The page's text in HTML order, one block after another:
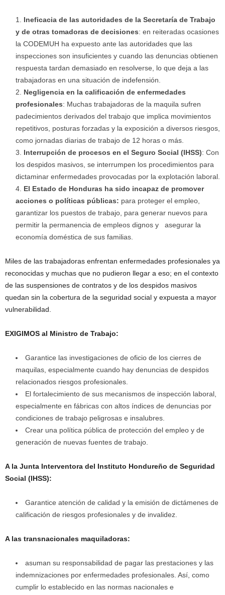
Ineficacia de las autoridades de la Secretaría de Trabajo
y de otras tomadoras de decisiones: en reiteradas ocasiones
la CODEMUH ha expuesto ante las autoridades que las
inspecciones son insuficientes y cuando las denuncias obtienen
respuesta tardan demasiado en resolverse, lo que deja a las
trabajadoras en una situación de indefensión.
Negligencia en la calificación de enfermedades
profesionales: Muchas trabajadoras de la maquila sufren
padecimientos derivados del trabajo que implica movimientos
repetitivos, posturas forzadas y la exposición a diversos riesgos,
como jornadas diarias de trabajo de 12 horas o más.
Interrupción de procesos en el Seguro Social (IHSS): Con
los despidos masivos, se interrumpen los procedimientos para
dictaminar enfermedades provocadas por la explotación laboral.
El Estado de Honduras ha sido incapaz de promover
acciones o políticas públicas: para proteger el empleo,
garantizar los puestos de trabajo, para generar nuevos para
permitir la permanencia de empleos dignos y asegurar la
economía doméstica de sus familias.
Miles de las trabajadoras enfrentan enfermedades profesionales ya
reconocidas y muchas que no pudieron llegar a eso; en el contexto
de las suspensiones de contratos y de los despidos masivos
quedan sin la cobertura de la seguridad social y expuesta a mayor
vulnerabilidad.
EXIGIMOS al Ministro de Trabajo:
Garantice las investigaciones de oficio de los cierres de
maquilas, especialmente cuando hay denuncias de despidos
relacionados riesgos profesionales.
El fortalecimiento de sus mecanismos de inspección laboral,
especialmente en fábricas con altos índices de denuncias por
condiciones de trabajo peligrosas e insalubres.
Crear una política pública de protección del empleo y de
generación de nuevas fuentes de trabajo.
A la Junta Interventora del Instituto Hondureño de Seguridad
Social (IHSS):
Garantice atención de calidad y la emisión de dictámenes de
calificación de riesgos profesionales y de invalidez.
A las transnacionales maquiladoras:
asuman su responsabilidad de pagar las prestaciones y las
indemnizaciones por enfermedades profesionales. Así, como
cumplir lo establecido en las normas nacionales e